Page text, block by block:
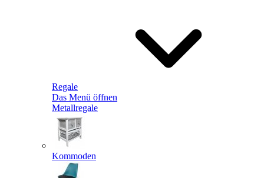
Regale
Das Menü öffnen
Metallregale
Kommoden